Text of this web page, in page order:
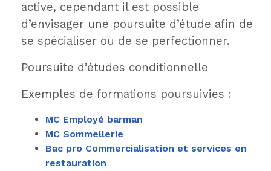
active, cependant il est possible
d’envisager une poursuite d’étude afin de
se spécialiser ou de se perfectionner.
Poursuite d’études conditionnelle
Exemples de formations poursuivies :
MC Employé barman
MC Sommellerie
Bac pro Commercialisation et services en
restauration